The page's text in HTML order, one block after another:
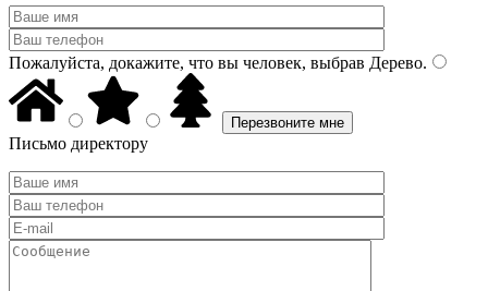
Пожалуйста, докажите, что вы человек, выбрав Дерево.
Письмо директору